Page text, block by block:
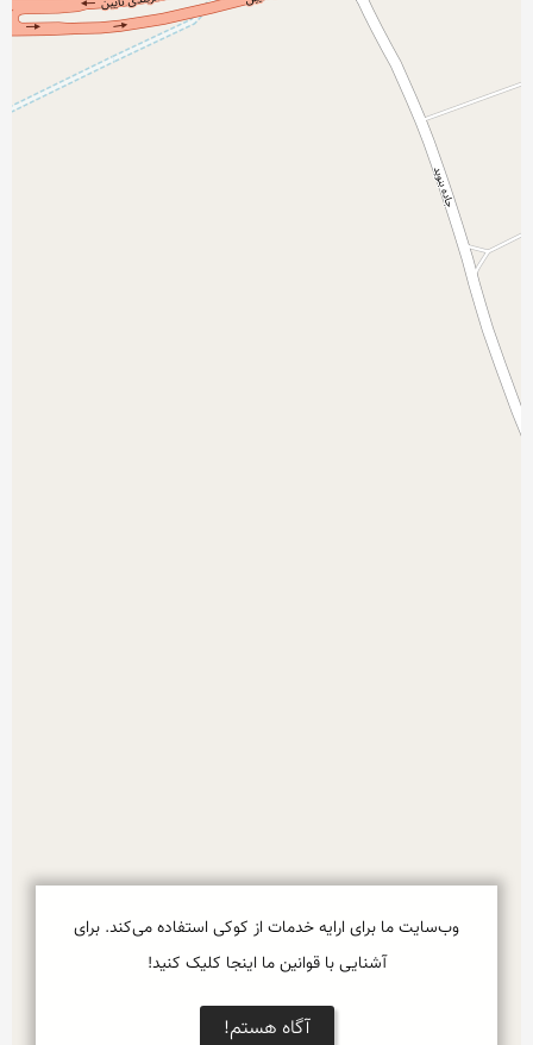
وب‌سایت ما برای ارایه خدمات از کوکی استفاده می‌کند. برای
آشنایی با قوانین ما اینجا کلیک کنید!
آگاه هستم!